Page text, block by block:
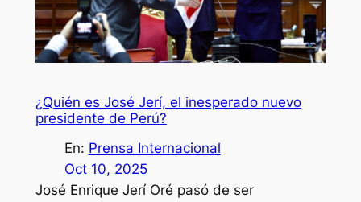
¿Quién es José Jerí, el inesperado nuevo
presidente de Perú?
En: Prensa Internacional
Oct 10, 2025
José Enrique Jerí Oré pasó de ser